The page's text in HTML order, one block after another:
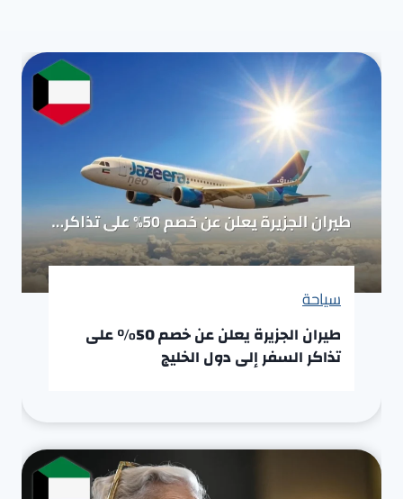
سياحة
طيران الجزيرة يعلن عن خصم 50% على
تذاكر السفر إلى دول الخليج